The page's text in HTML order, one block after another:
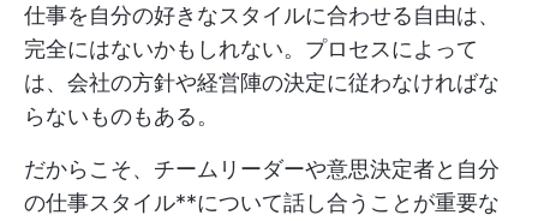
仕事を自分の好きなスタイルに合わせる自由は、
完全にはないかもしれない。プロセスによって
は、会社の方針や経営陣の決定に従わなければな
らないものもある。
だからこそ、チームリーダーや意思決定者と自分
の仕事スタイル**について話し合うことが重要な